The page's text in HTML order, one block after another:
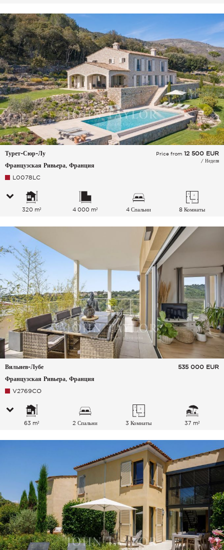
Турет-Сюр-Лу
Французская Ривьера, Франция
Price from 12 500 EUR
/ Неделя
L0078LC
320 m² 4 000 m² 4 Спальни 8 Комнаты
Вильнев-Лубе
Французская Ривьера, Франция
535 000 EUR
V2769CO
63 m² 2 Спальни 3 Комнаты 37 m²